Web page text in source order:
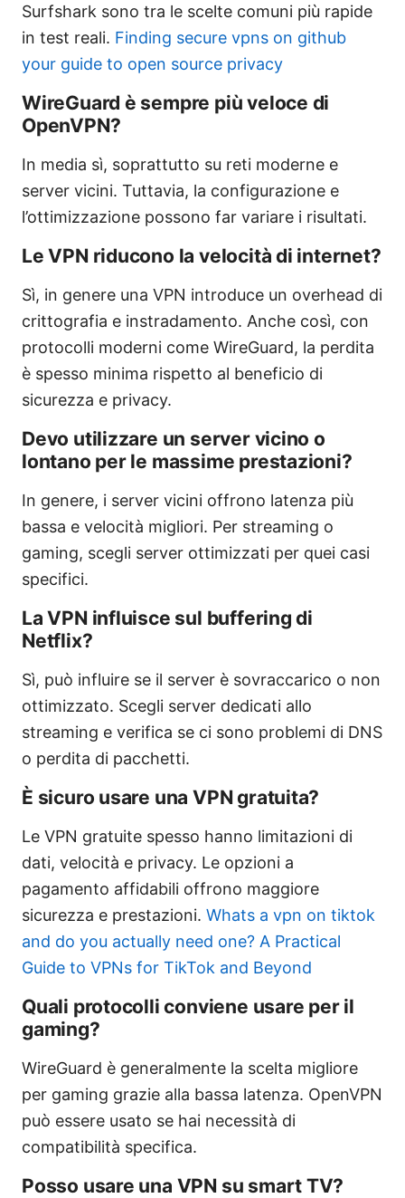
Surfshark sono tra le scelte comuni più rapide
in test reali. Finding secure vpns on github
your guide to open source privacy
WireGuard è sempre più veloce di
OpenVPN?
In media sì, soprattutto su reti moderne e
server vicini. Tuttavia, la configurazione e
l’ottimizzazione possono far variare i risultati.
Le VPN riducono la velocità di internet?
Sì, in genere una VPN introduce un overhead di
crittografia e instradamento. Anche così, con
protocolli moderni come WireGuard, la perdita
è spesso minima rispetto al beneficio di
sicurezza e privacy.
Devo utilizzare un server vicino o
lontano per le massime prestazioni?
In genere, i server vicini offrono latenza più
bassa e velocità migliori. Per streaming o
gaming, scegli server ottimizzati per quei casi
specifici.
La VPN influisce sul buffering di
Netflix?
Sì, può influire se il server è sovraccarico o non
ottimizzato. Scegli server dedicati allo
streaming e verifica se ci sono problemi di DNS
o perdita di pacchetti.
È sicuro usare una VPN gratuita?
Le VPN gratuite spesso hanno limitazioni di
dati, velocità e privacy. Le opzioni a
pagamento affidabili offrono maggiore
sicurezza e prestazioni. Whats a vpn on tiktok
and do you actually need one? A Practical
Guide to VPNs for TikTok and Beyond
Quali protocolli conviene usare per il
gaming?
WireGuard è generalmente la scelta migliore
per gaming grazie alla bassa latenza. OpenVPN
può essere usato se hai necessità di
compatibilità specifica.
Posso usare una VPN su smart TV?